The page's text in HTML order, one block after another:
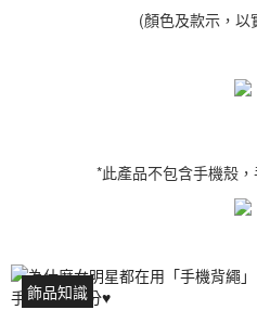
(顏色及款示，以
*此產品不包含手機殼
飾品知識